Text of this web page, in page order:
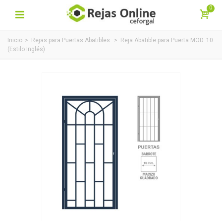
0
Inicio > Rejas para Puertas Abatibles >
Reja Abatible para Puerta MOD. 10
(Estilo Inglés)